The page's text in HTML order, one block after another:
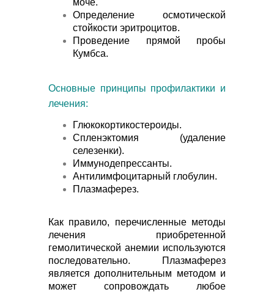
Определение осмотической
стойкости эритроцитов.
Проведение прямой пробы
Кумбса.
Основные принципы профилактики и
лечения:
Глюкокортикостероиды.
Спленэктомия (удаление
селезенки).
Иммунодепрессанты.
Антилимфоцитарный глобулин.
Плазмаферез.
Как правило, перечисленные методы
лечения приобретенной
гемолитической анемии используются
последовательно. Плазмаферез
является дополнительным методом и
может сопровождать любое